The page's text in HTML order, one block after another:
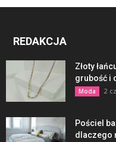
REDAKCJA
Złoty
grubość i
Moda 2
Pościel
dlaczego